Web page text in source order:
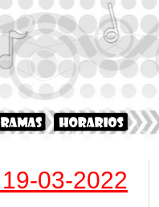
03-2022